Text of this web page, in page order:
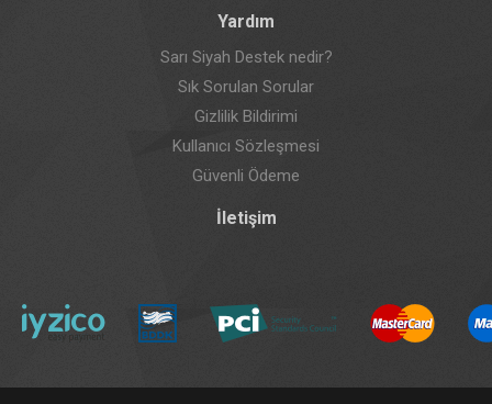
Yardım
Sarı Siyah Destek nedir?
Sık Sorulan Sorular
Gizlilik Bildirimi
Kullanıcı Sözleşmesi
Güvenli Ödeme
İletişim